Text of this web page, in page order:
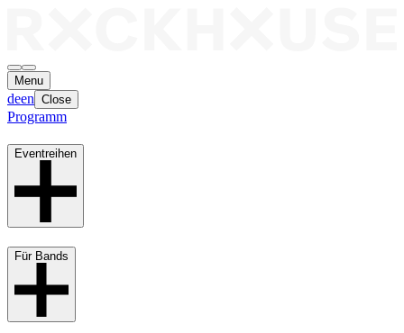
Menu
deen Close
Programm
Eventreihen
Für Bands